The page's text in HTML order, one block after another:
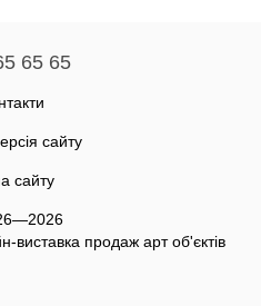
65 65
сайту
сайту
виставка продаж арт об'єктів